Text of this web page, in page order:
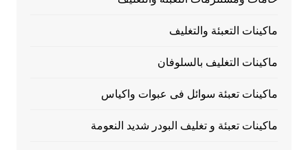
ماكينات التعبئة والتغليف
ماكينات التغليف بالسلوفان
ماكينات تعبئة سوائل فى عبوات واكياس
ماكينات تعبئة و تغليف البودر شديد النعومة